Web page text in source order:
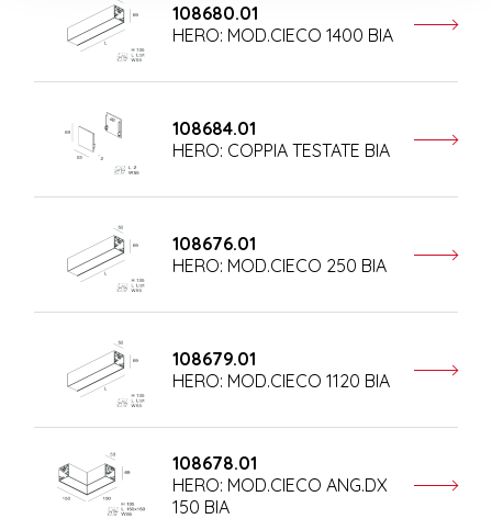
108680.01
HERO: MOD.CIECO 1400 BIA
108684.01
HERO: COPPIA TESTATE BIA
108676.01
HERO: MOD.CIECO 250 BIA
108679.01
HERO: MOD.CIECO 1120 BIA
108678.01
HERO: MOD.CIECO ANG.DX
150 BIA